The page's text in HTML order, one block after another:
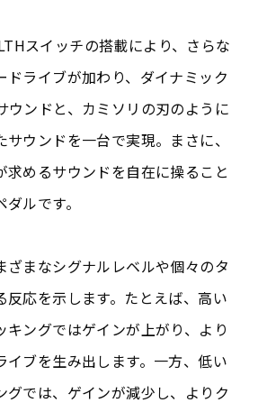
スイッチの搭載により、さらな
ドライブが加わり、ダイナミック
ウンドと、カミソリの刃のように
ウンドを一台で実現。まさに、
求めるサウンドを自在に操ること
ルです。
ざまなシグナルレベルや個々のタ
反応を示します。たとえば、高い
キングではゲインが上がり、より
イブを生み出します。一方、低い
グでは、ゲインが減少し、よりク